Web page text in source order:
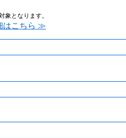
となります。
はこちら ≫